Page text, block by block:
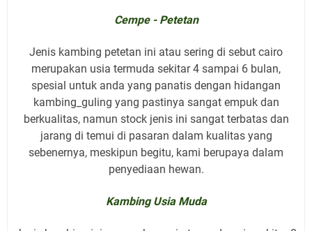
Cempe - Petetan
Jenis kambing petetan ini atau sering di sebut cairo
merupakan usia termuda sekitar 4 sampai 6 bulan,
spesial untuk anda yang panatis dengan hidangan
kambing_guling yang pastinya sangat empuk dan
berkualitas, namun stock jenis ini sangat terbatas dan
jarang di temui di pasaran dalam kualitas yang
sebenernya, meskipun begitu, kami berupaya dalam
penyediaan hewan.
Kambing Usia Muda